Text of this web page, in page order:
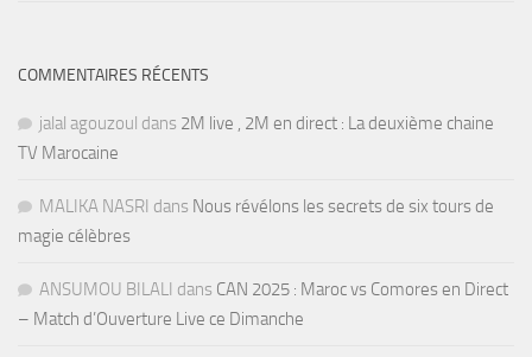
COMMENTAIRES RÉCENTS
jalal agouzoul dans 2M live , 2M en direct : La deuxième chaine
TV Marocaine
MALIKA NASRI dans Nous révélons les secrets de six tours de
magie célèbres
ANSUMOU BILALI dans CAN 2025 : Maroc vs Comores en Direct
– Match d’Ouverture Live ce Dimanche